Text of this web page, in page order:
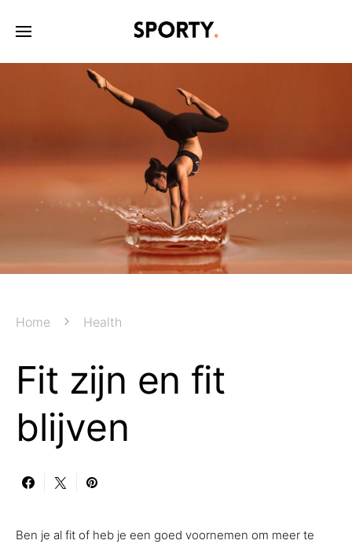
Home Health
Fit zijn en fit
blijven
Ben je al fit of heb je een goed voornemen om meer te